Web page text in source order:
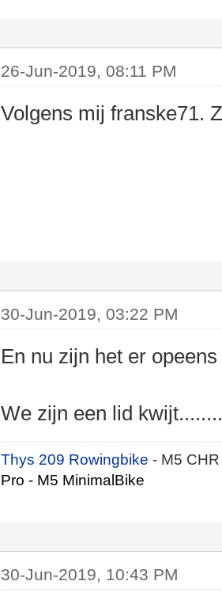
26-Jun-2019, 08:11 PM
Volgens mij franske71.
30-Jun-2019, 03:22 PM
En nu zijn het er
We zijn een lid
Thys 209 Rowingbike- M5
Pro - M5 MinimalBike
30-Jun-2019, 10:43 PM